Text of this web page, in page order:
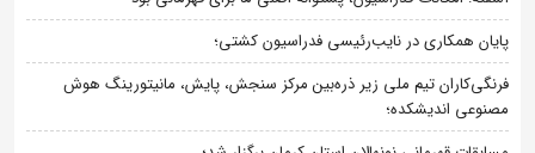
پایان همکاری در نایب‌رئیسی فدراسیون کشتی؛
فرنگی‌کاران تیم ملی زیر ذره‌بین مرکز سنجش، پایش، مانیتورینگ هوش
مصنوعی اندیشکده؛